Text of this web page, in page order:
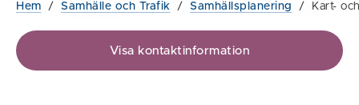
Hem / Samhälle och Trafik / Samhällsplanering / Kart-
Visa kontaktinformation